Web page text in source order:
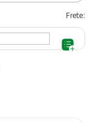
Frete: